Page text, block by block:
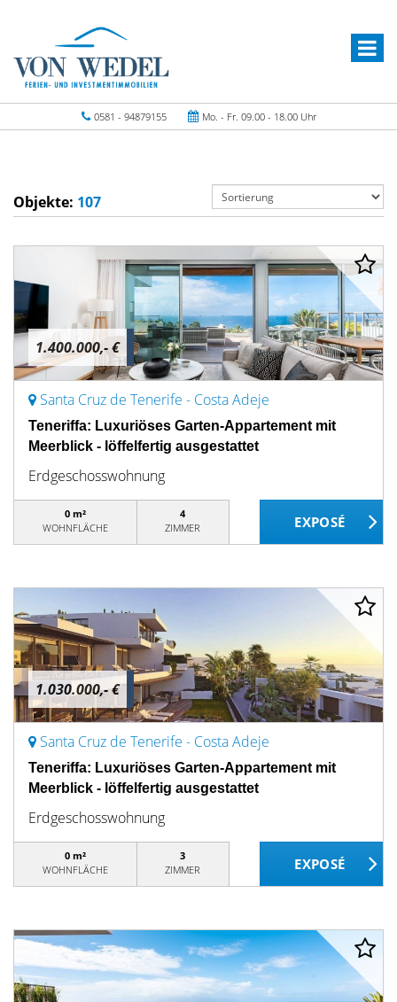
0581 - 94879155 Mo. - Fr. 09.00 - 18.00 Uhr
Objekte: 107
1.400.000,- €
Santa Cruz de Tenerife - Costa Adeje
Teneriffa: Luxuriöses Garten-Appartement mit
Meerblick - löffelfertig ausgestattet
Erdgeschosswohnung
0 m²
WOHNFLÄCHE
4
ZIMMER
1.030.000,- €
Santa Cruz de Tenerife - Costa Adeje
Teneriffa: Luxuriöses Garten-Appartement mit
Meerblick - löffelfertig ausgestattet
Erdgeschosswohnung
0 m²
WOHNFLÄCHE
3
ZIMMER